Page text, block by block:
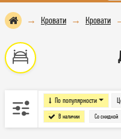
Кровати Кровати
По популярности
В наличии Со скидкой